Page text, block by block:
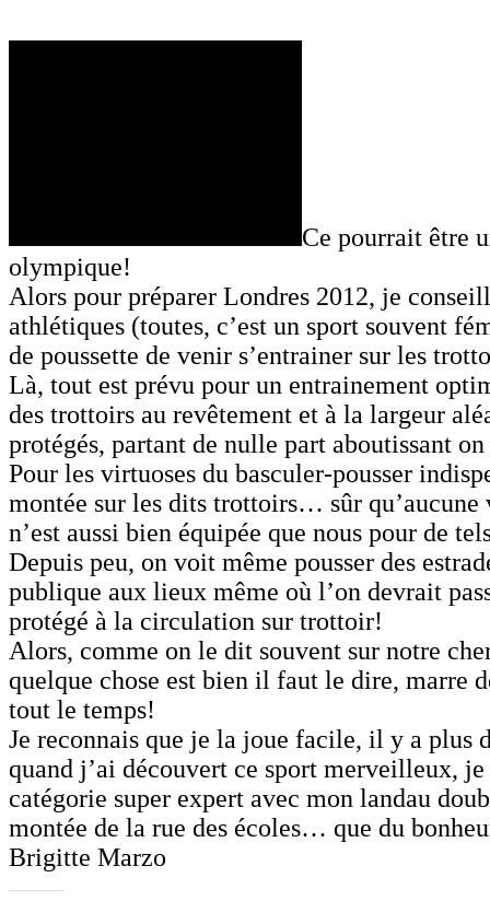
Ce pourrait être
olympique!
Alors pour préparer Londres 2012, je
athlétiques (toutes, c’est un sport souvent
de poussette de venir s’entrainer sur les
Là, tout est prévu pour un entrainement
des trottoirs au revêtement et à la largeur
protégés, partant de nulle part aboutissant
Pour les virtuoses du basculer-pousser
montée sur les dits trottoirs… sûr qu’aucune
n’est aussi bien équipée que nous pour de
Depuis peu, on voit même pousser des
publique aux lieux même où l’on devrait
protégé à la circulation sur trottoir!
Alors, comme on le dit souvent sur notre
quelque chose est bien il faut le dire, marre
tout le temps!
Je reconnais que je la joue facile, il y a plus
quand j’ai découvert ce sport merveilleux,
catégorie super expert avec mon landau
montée de la rue des écoles… que du
Brigitte Marzo